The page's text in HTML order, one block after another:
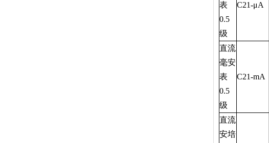
表
0.5
级
C21-μA
直流
毫安
表
0.5
级
C21-mA
直流
安培